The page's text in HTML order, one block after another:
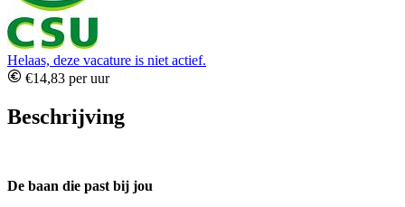
Helaas, deze vacature is niet actief.
€14,83 per uur
Beschrijving
De baan die past bij jou